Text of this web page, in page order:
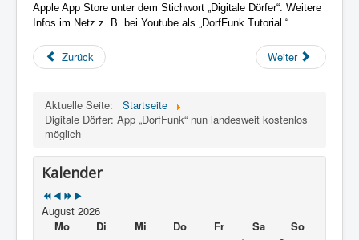
Apple App Store unter dem Stichwort „Digitale Dörfer“. Weitere
Infos im Netz z. B. bei Youtube als „DorfFunk Tutorial.“
Zurück Weiter
Aktuelle Seite:
Startseite
Digitale Dörfer: App „DorfFunk“ nun landesweit kostenlos
möglich
Kalender
August 2026
Mo
Di Mi Do Fr Sa
So